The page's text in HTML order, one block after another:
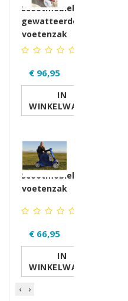
Scootmobiel
gewatteerde
voetenzak
€ 96,95
IN
WINKELWAGEN
Scootmobiel
voetenzak
€ 66,95
IN
WINKELWAGEN
‹
›